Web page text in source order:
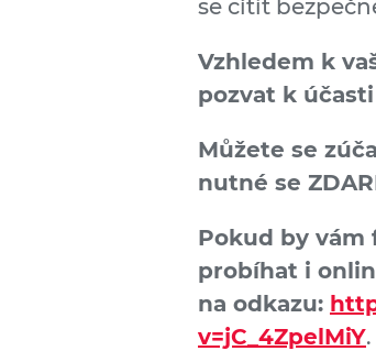
se cítit
Vzhledem k
pozvat k
Můžete se
nutné se
Pokud by vám
probíhat i
na odkazu:
v=jC_4ZpelMiY.